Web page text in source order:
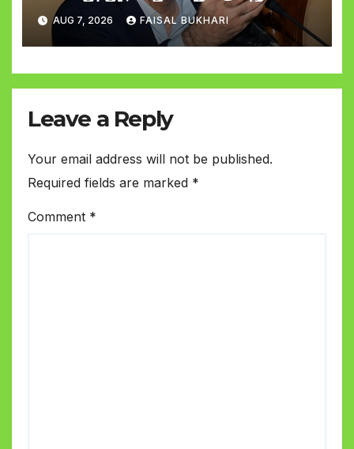
وزیراعلیٰ مراد علی شاہ
AUG 7, 2026 FAISAL BUKHARI
Leave a Reply
Your email address will not be published.
Required fields are marked *
Comment *